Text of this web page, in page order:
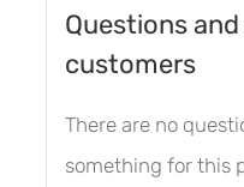
Questions
customers
There are no
something for this